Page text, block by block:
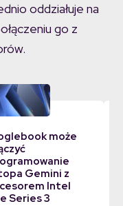
oddziałuje na
go z
może
Gemini z
Intel
Series 3